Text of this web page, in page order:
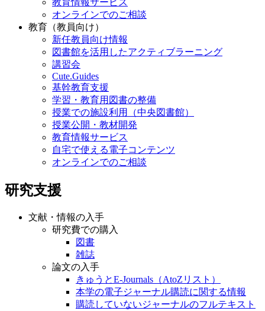
教育情報サービス
オンラインでのご相談
教育（教員向け）
新任教員向け情報
図書館を活用したアクティブラーニング
講習会
Cute.Guides
基幹教育支援
学習・教育用図書の整備
授業での施設利用（中央図書館）
授業公開・教材開発
教育情報サービス
自宅で使える電子コンテンツ
オンラインでのご相談
研究支援
文献・情報の入手
研究費での購入
図書
雑誌
論文の入手
きゅうとE-Journals（AtoZリスト）
本学の電子ジャーナル購読に関する情報
購読していないジャーナルのフルテキスト